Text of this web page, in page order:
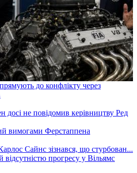
до конфлікту через
вимогами Ферстаппена
прогресу у Вільямс